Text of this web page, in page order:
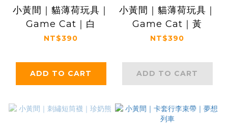
小黃間｜貓薄荷玩具｜
Game Cat｜白
NT$390
ADD TO CART
小黃間｜貓薄荷玩具｜
Game Cat｜黃
NT$390
ADD TO CART